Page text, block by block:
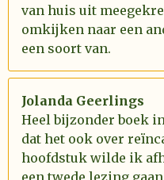
van huis uit
omkijken naar een
een soort van.
Jolanda Geerlings
Heel bijzonder boek
dat het ook over
hoofdstuk wilde ik
een twede lezing gaan.